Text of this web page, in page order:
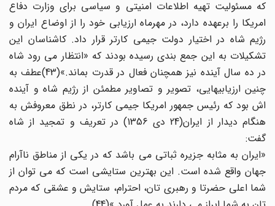
که مسئولیت تهیه اطلاعات امنیتی و سیاسی برای وزارت دفاع
امریکا را برعهده دارد، در مهرماه ارزیابی خود را از اوضاع ایران و
رژیم شاه در اختیار دولت جیمی کارتر قرار داد. کاشناسان این
تشکیلات به این جمع بندی رسیده بودند که «انتظار می رود شاه
در ده سال آینده نیز همچنان فعال در قدرت بماند.»(43)عطف به
چنین ارزیابیهایی، تصویر و تصاویر مطمئن از رژیم شاه و آینده
اش بود که رئیس جمهور امریکا جیمی کارتر، در نطق معروفش به
هنگام دیدار از ایران(24 دی 1356) در تعریف و تمجید از شاه
گفت:
«ایران به مثابه جزیره ثباتی می باشد که در یکی از مناطق ناآرام
جهان واقع شده است. این بهترین ستایشی است که می توان از
شما اعلی حضرتا و رهبری تان، احترام، ستایش و عشقی که مردم